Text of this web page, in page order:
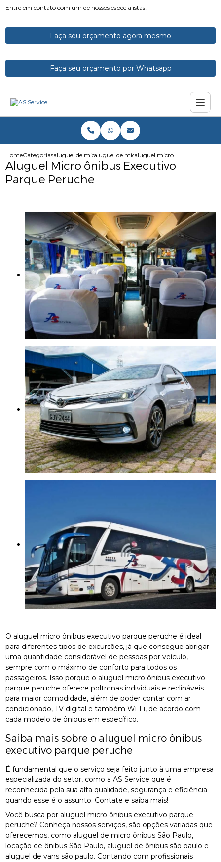
Entre em contato com um de nossos especialistas!
Faça seu orçamento agora mesmo
Faça seu orçamento por Whatsapp
HomeCategoriasaluguel de micro onibusaluguel de microonibusaluguel micro onibus
Aluguel Micro ônibus Executivo
Parque Peruche
O aluguel micro ônibus executivo parque peruche é ideal
para diferentes tipos de excursões, já que consegue abrigar
uma quantidade considerável de pessoas por veículo,
sempre com o máximo de conforto para todos os
passageiros. Isso porque o aluguel micro ônibus executivo
parque peruche oferece poltronas individuais e reclináveis
para maior comodidade, além de poder contar com ar
condicionado, TV digital e também Wi-Fi, de acordo com
cada modelo de ônibus em específico.
Saiba mais sobre o aluguel micro ônibus
executivo parque peruche
É fundamental que o serviço seja feito junto à uma empresa
especializada do setor, como a AS Service que é
reconhecida pela sua alta qualidade, segurança e eficiência
quando esse é o assunto. Contate e saiba mais!
Você busca por aluguel micro ônibus executivo parque
peruche? Conheça nossos serviços, são opções variadas que
oferecemos, como aluguel de micro ônibus São Paulo,
locação de ônibus São Paulo, aluguel de ônibus são paulo e
aluguel de vans são paulo. Contando com profissionais